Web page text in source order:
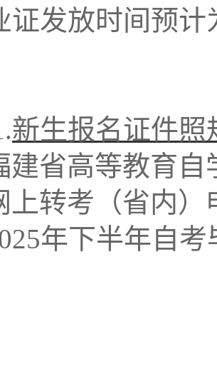
证发放时间预计
新生报名证件照
建省高等教育
上转考（省内）
年下半年自